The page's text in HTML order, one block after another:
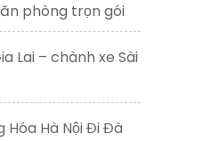
phòng trọn gói
Lai – chành xe Sài
Hóa Hà Nội Đi Đà